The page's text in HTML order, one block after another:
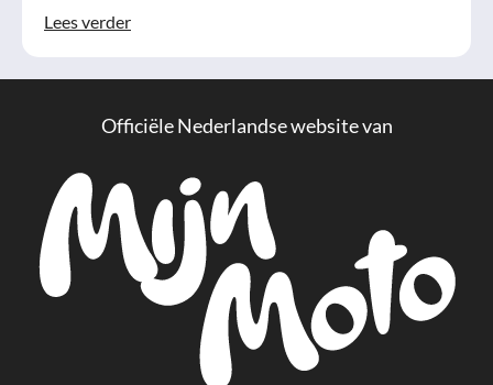
Lees verder
Officiële Nederlandse website van